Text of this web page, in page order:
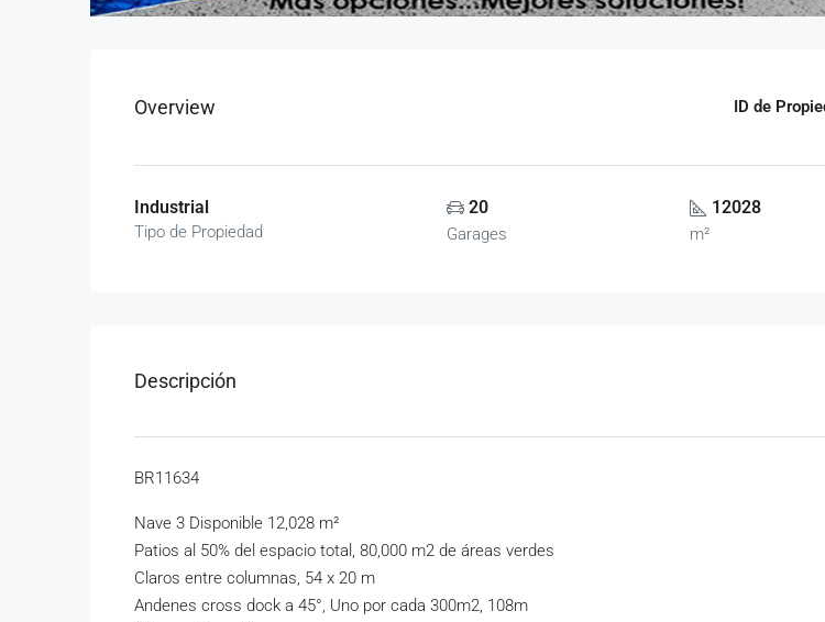
Overview ID de
Industrial
Tipo de Propiedad
20
Garages
12028
m²
Descripción
BR11634
Nave 3 Disponible 12,028 m²
Patios al 50% del espacio total, 80,000 m2 de áreas verdes
Claros entre columnas, 54 x 20 m
Andenes cross dock a 45°, Uno por cada 300m2, 108m